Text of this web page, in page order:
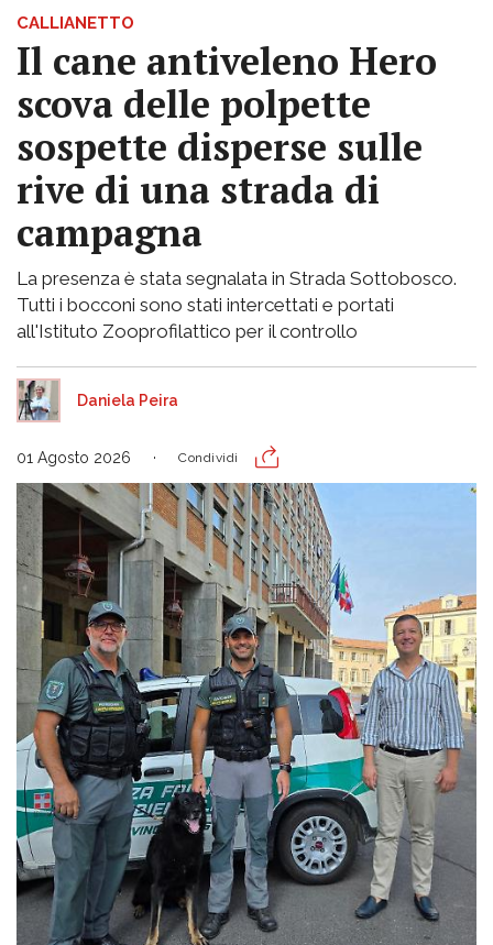
CALLIANETTO
Il cane antiveleno Hero
scova delle polpette
sospette disperse sulle
rive di una strada di
campagna
La presenza è stata segnalata in Strada Sottobosco.
Tutti i bocconi sono stati intercettati e portati
all'Istituto Zooprofilattico per il controllo
Daniela Peira
01 Agosto 2026 Condividi